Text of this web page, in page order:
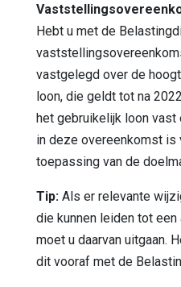
Hebt u met de
vastgelegd over de
loon, die geldt tot na
het gebruikelijk loon vast
in deze overeenkomst
toepassing van de
Tip: Als er relevante
die kunnen leiden tot
moet u daarvan uitgaan.
dit vooraf met de